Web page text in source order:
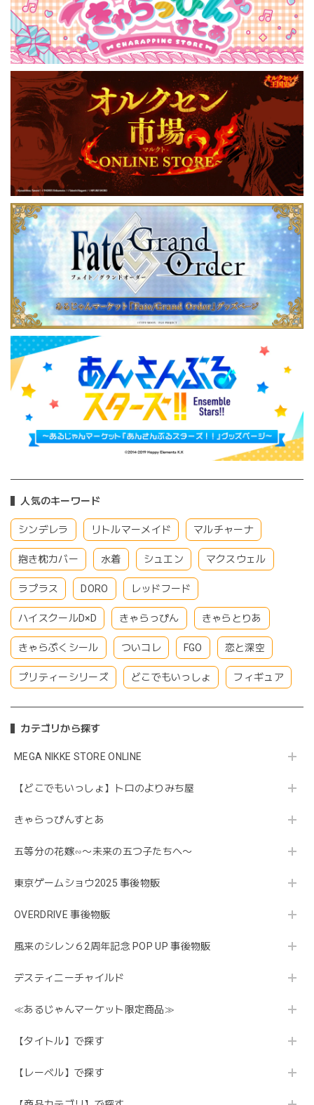
人気のキーワード
シンデレラ リトルマーメイド マルチャーナ
抱き枕カバー 水着 シュエン マクスウェル
ラプラス DORO レッドフード
ハイスクールD×D きゃらっぴん きゃらとりあ
きゃらぷくシール ついコレ FGO 恋と深空
プリティーシリーズ どこでもいっしょ フィギュア
カテゴリから探す
MEGA NIKKE STORE ONLINE
【どこでもいっしょ】トロのよりみち屋
きゃらっぴんすとあ
五等分の花嫁∽〜未来の五つ子たちへ〜
東京ゲームショウ2025 事後物販
OVERDRIVE 事後物販
風来のシレン６2周年記念 POP UP 事後物販
デスティニーチャイルド
≪あるじゃんマーケット限定商品≫
【タイトル】で探す
【レーベル】で探す